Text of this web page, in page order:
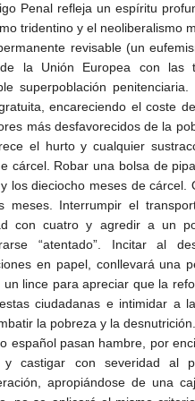
Penal refleja un espíritu
tridentino y el neoliberalismo
revisable (un
la Unión Europea con las
superpoblación
encareciendo el coste
más desfavorecidos de la
el hurto y cualquier
cárcel. Robar una bolsa de
los dieciocho meses de
meses. Interrumpir el
con cuatro y agredir a un
“atentado”. Incitar al
en papel, conllevará una
un lince para apreciar que la
ciudadanas e intimidar a
la pobreza y la
español pasan hambre, por
y castigar con severidad al
apropiándose de una